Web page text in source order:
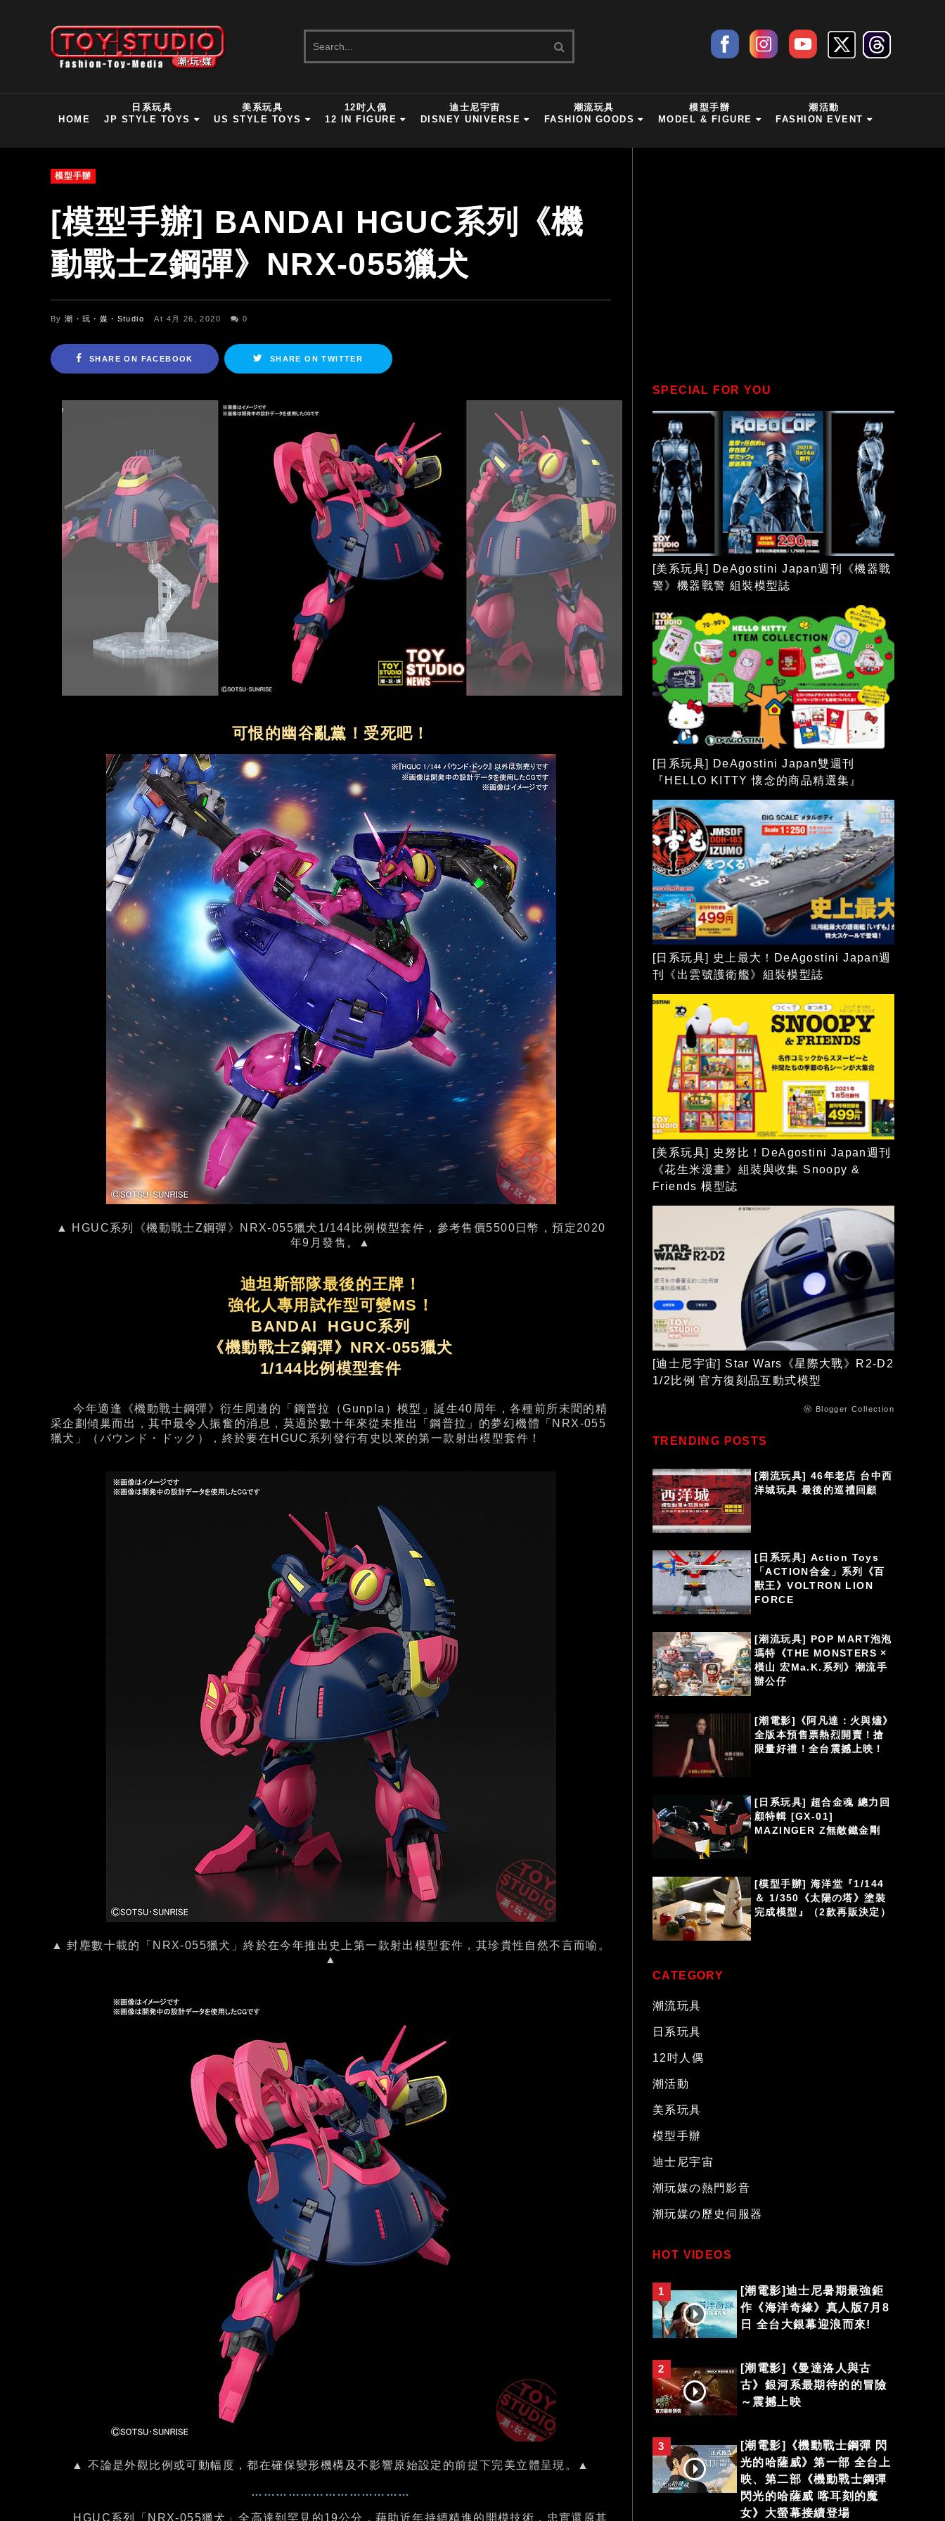
HOME
日系玩具
JP STYLE TOYS
美系玩具
US STYLE TOYS
12吋人偶
12 IN FIGURE
迪士尼宇宙
DISNEY UNIVERSE
潮流玩具
FASHION GOODS
模型手辦
MODEL & FIGURE
潮活動
FASHION EVENT
模型手辦
[模型手辦] BANDAI HGUC系列《機
動戰士Z鋼彈》NRX-055獵犬
By潮・玩・媒・Studio At 4月 26, 2020 0
SHARE ON FACEBOOK SHARE ON TWITTER
可恨的幽谷亂黨！受死吧！
▲ HGUC系列《機動戰士Z鋼彈》NRX-055獵犬1/144比例模型套件，參考售價5500日幣，預定2020
年9月發售。▲
迪坦斯部隊最後的王牌！
強化人專用試作型可變MS！
BANDAI HGUC系列
《機動戰士Z鋼彈》NRX-055獵犬
1/144比例模型套件
今年適逢《機動戰士鋼彈》衍生周邊的「鋼普拉（Gunpla）模型」誕生40周年，各種前所未聞的精
采企劃傾巢而出，其中最令人振奮的消息，莫過於數十年來從未推出「鋼普拉」的夢幻機體「NRX-055
獵犬」（バウンド・ドック），終於要在HGUC系列發行有史以來的第一款射出模型套件！
▲ 封塵數十載的「NRX-055獵犬」終於在今年推出史上第一款射出模型套件，其珍貴性自然不言而喻。
▲
▲ 不論是外觀比例或可動幅度，都在確保變形機構及不影響原始設定的前提下完美立體呈現。▲
…………………………………
HGUC系列「NRX-055獵犬」全高達到罕見的19公分，藉助近年持續精進的開模技術，忠實還原其
SPECIAL FOR YOU
[美系玩具] DeAgostini Japan週刊《機器戰
警》機器戰警 組裝模型誌
[日系玩具] DeAgostini Japan雙週刊
『HELLO KITTY 懷念的商品精選集』
[日系玩具] 史上最大！DeAgostini Japan週
刊《出雲號護衛艦》組裝模型誌
[美系玩具] 史努比！DeAgostini Japan週刊
《花生米漫畫》組裝與收集 Snoopy &
Friends 模型誌
[迪士尼宇宙] Star Wars《星際大戰》R2-D2
1/2比例 官方復刻品互動式模型
ⓦ Blogger Collection
TRENDING POSTS
[潮流玩具] 46年老店 台中西
洋城玩具 最後的巡禮回顧
[日系玩具] Action Toys
「ACTION合金」系列《百
獸王》VOLTRON LION
FORCE
[潮流玩具] POP MART泡泡
瑪特《THE MONSTERS ×
橫山 宏Ma.K.系列》潮流手
辦公仔
[潮電影]《阿凡達：火與燼》
全版本預售票熱烈開賣！搶
限量好禮！全台震撼上映！
[日系玩具] 超合金魂 總力回
顧特輯 [GX-01]
MAZINGER Z無敵鐵金剛
[模型手辦] 海洋堂『1/144
＆ 1/350《太陽の塔》塗裝
完成模型』（2款再販決定）
CATEGORY
潮流玩具
日系玩具
12吋人偶
潮活動
美系玩具
模型手辦
迪士尼宇宙
潮玩媒の熱門影音
潮玩媒の歷史伺服器
HOT VIDEOS
1
[潮電影]迪士尼暑期最強鉅
作《海洋奇緣》真人版7月8
日 全台大銀幕迎浪而來!
2
[潮電影]《曼達洛人與古
古》銀河系最期待的的冒險
～震撼上映
3
[潮電影]《機動戰士鋼彈 閃
光的哈薩威》第一部 全台上
映、第二部《機動戰士鋼彈
閃光的哈薩威 喀耳刻的魔
女》大螢幕接續登場